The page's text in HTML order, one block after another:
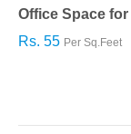
Office Space
Rs. 55 Per Sq.Feet